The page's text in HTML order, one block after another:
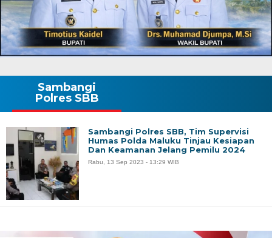
Sambangi
Polres SBB
Sambangi Polres SBB, Tim Supervisi
Humas Polda Maluku Tinjau Kesiapan
Dan Keamanan Jelang Pemilu 2024
Rabu, 13 Sep 2023 - 13:29 WIB